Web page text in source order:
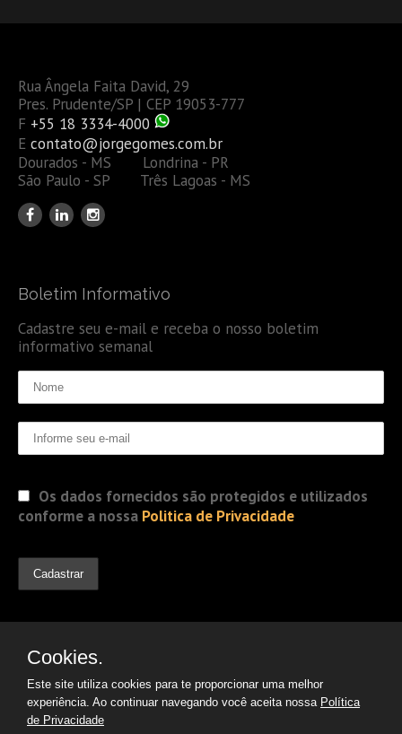
Rua Ângela Faita David, 29
Pres. Prudente/SP | CEP 19053-777
F +55 18 3334-4000
E contato@jorgegomes.com.br
Dourados - MS Londrina - PR
São Paulo - SP Três Lagoas - MS
Boletim Informativo
Cadastre seu e-mail e receba o nosso boletim
informativo semanal
Os dados fornecidos são protegidos e utilizados
conforme a nossa Politica de Privacidade
Cookies.
Este site utiliza cookies para te proporcionar uma melhor
experiência. Ao continuar navegando você aceita nossa Política
de Privacidade